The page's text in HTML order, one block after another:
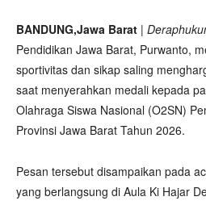
BANDUNG,Jawa Barat |
Pendidikan Jawa Barat, Purwanto,
sportivitas dan sikap saling
saat menyerahkan medali kepada
Olahraga Siswa Nasional (O2SN)
Provinsi Jawa Barat Tahun 2026.
Pesan tersebut disampaikan pada
yang berlangsung di Aula Ki Hajar